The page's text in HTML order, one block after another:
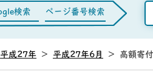
検索 ページ番号検索
平成27年 > 平成27年6月 > 高額寄